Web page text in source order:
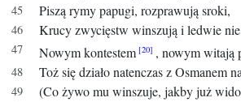
Piszą rymy papugi, rozprawują sroki,
Krucy zwycięstw winszują i ledwie
Nowym kontestem
, nowym witają
Toż się działo natenczas z Osmanem
(Co żywo mu winszuje, jakby już